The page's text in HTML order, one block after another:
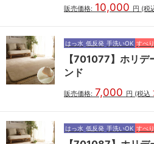
販売価格: 10,000 円 (税
はっ水 低反発 手洗いOK すべ
【701077】ホリ
ンド
販売価格: 7,000 円 (税込
はっ水 低反発 手洗いOK すべ